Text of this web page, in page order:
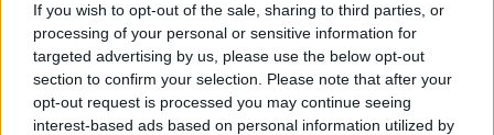
If you wish to opt-out of the sale, sharing to third parties, or
processing of your personal or sensitive information for
targeted advertising by us, please use the below opt-out
section to confirm your selection. Please note that after your
opt-out request is processed you may continue seeing
interest-based ads based on personal information utilized by
risaldando quel vincolo di solidarietà e
di appartenenza che ci rende e ci fa
sentire uniti.
E’ l’Italia di oggi, frutto del lavoro e
dell’impegno di tante persone. Sono i